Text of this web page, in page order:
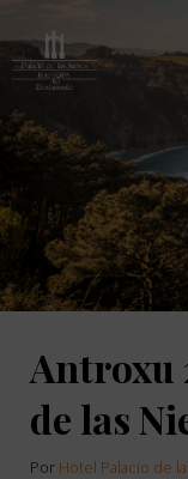
Antroxu
de las
Por Hotel Palacio de